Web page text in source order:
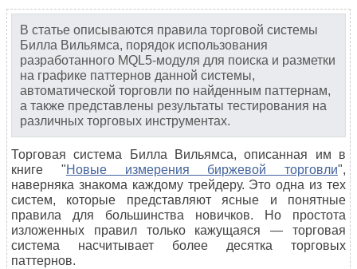
В статье описываются правила торговой системы
Билла Вильямса, порядок использования
разработанного MQL5-модуля для поиска и разметки
на графике паттернов данной системы,
автоматической торговли по найденным паттернам,
а также представлены результаты тестирования на
различных торговых инструментах.
Торговая система Билла Вильямса, описанная им в
книге "Новые измерения биржевой торговли",
наверняка знакома каждому трейдеру. Это одна из тех
систем, которые представляют ясные и понятные
правила для большинства новичков. Но простота
изложенных правил только кажущаяся — торговая
система насчитывает более десятка торговых
паттернов.